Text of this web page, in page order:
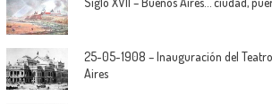
25-05-1908 – Inauguración del
Aires